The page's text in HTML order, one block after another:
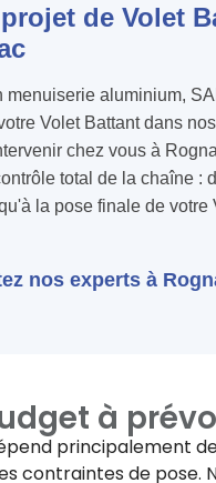
de Volet
menuiserie aluminium,
Volet Battant dans
chez vous à
total de la chaîne :
la pose finale de votre
nos experts à
à
principalement
contraintes de pose.